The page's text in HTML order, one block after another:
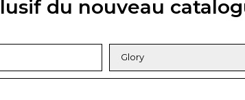
du nouveau